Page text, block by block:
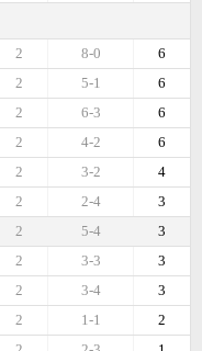
6
8-0
2
6
5-1
2
6
6-3
2
6
4-2
2
4
3-2
2
3
2-4
2
3
5-4
2
3
3-3
2
3
3-4
2
2
1-1
2